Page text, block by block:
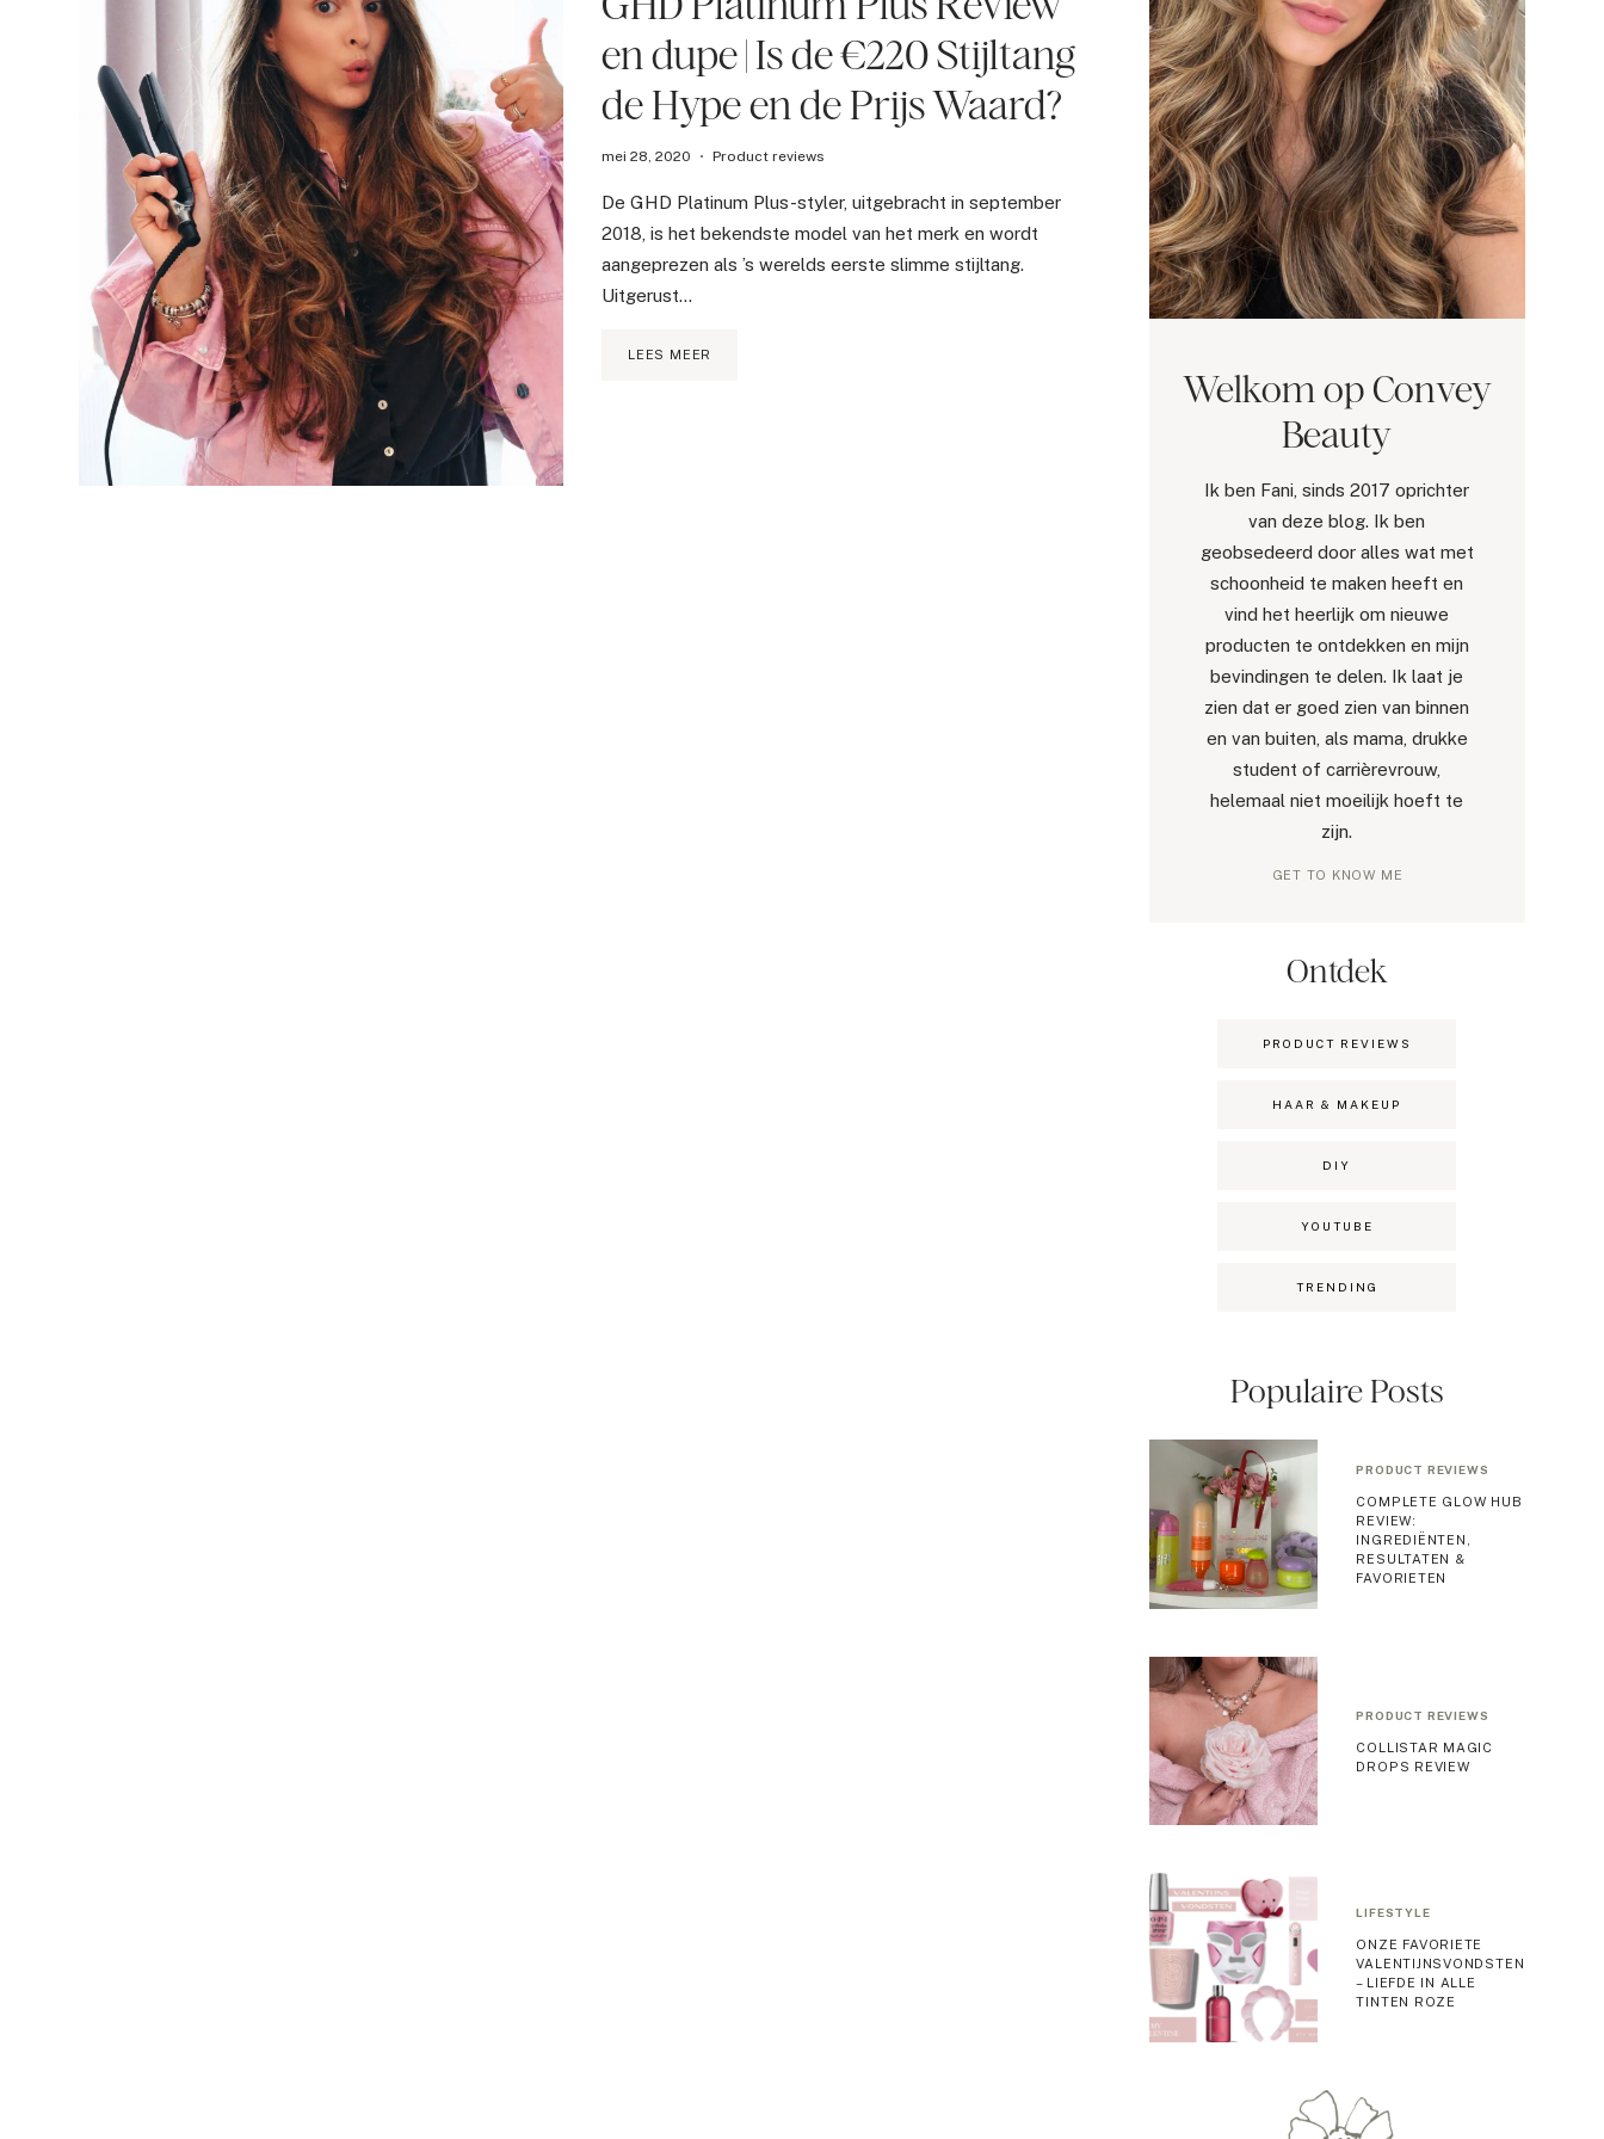
en dupe | Is de €220 Stijltang
de Hype en de Prijs Waard?
mei 28, 2020 Product reviews
De GHD Platinum Plus-styler, uitgebracht in september
2018, is het bekendste model van het merk en wordt
aangeprezen als ’s werelds eerste slimme stijltang.
Uitgerust…
LEES MEER
Welkom op Convey
Beauty
Ik ben Fani, sinds 2017 oprichter
van deze blog. Ik ben
geobsedeerd door alles wat met
schoonheid te maken heeft en
vind het heerlijk om nieuwe
producten te ontdekken en mijn
bevindingen te delen. Ik laat je
zien dat er goed zien van binnen
en van buiten, als mama, drukke
student of carrièrevrouw,
helemaal niet moeilijk hoeft te
zijn.
GET TO KNOW ME
Ontdek
PRODUCT REVIEWS
HAAR & MAKEUP
DIY
YOUTUBE
TRENDING
Populaire Posts
PRODUCT REVIEWS
COMPLETE GLOW HUB
REVIEW:
INGREDIËNTEN,
RESULTATEN &
FAVORIETEN
PRODUCT REVIEWS
COLLISTAR MAGIC
DROPS REVIEW
LIFESTYLE
ONZE FAVORIETE
VALENTIJNSVONDSTEN
– LIEFDE IN ALLE
TINTEN ROZE